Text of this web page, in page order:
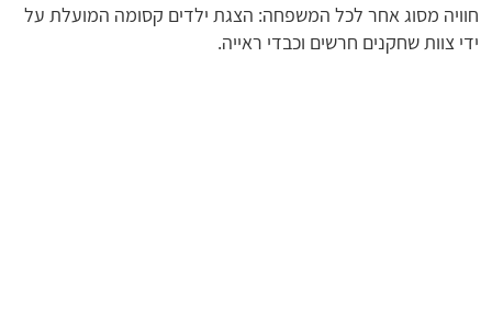
חוויה מסוג אחר לכל המשפחה: הצגת ילדים קסומה המועלת על
ידי צוות שחקנים חרשים וכבדי ראייה.